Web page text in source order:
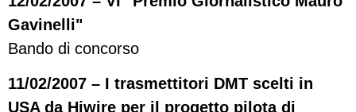
Gavinelli"
Bando di concorso
11/02/2007 – I trasmettitori DMT scelti in
USA da Hiwire per il progetto pilota di